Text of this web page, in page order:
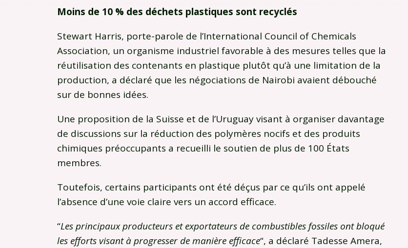
Moins de 10 % des déchets plastiques sont recyclés
Stewart Harris, porte-parole de l’International Council of Chemicals
Association, un organisme industriel favorable à des mesures telles que la
réutilisation des contenants en plastique plutôt qu’à une limitation de la
production, a déclaré que les négociations de Nairobi avaient débouché
sur de bonnes idées.
Une proposition de la Suisse et de l’Uruguay visant à organiser davantage
de discussions sur la réduction des polymères nocifs et des produits
chimiques préoccupants a recueilli le soutien de plus de 100 États
membres.
Toutefois, certains participants ont été déçus par ce qu’ils ont appelé
l’absence d’une voie claire vers un accord efficace.
“Les principaux producteurs et exportateurs de combustibles fossiles ont bloqué
les efforts visant à progresser de manière efficace“, a déclaré Tadesse Amera,